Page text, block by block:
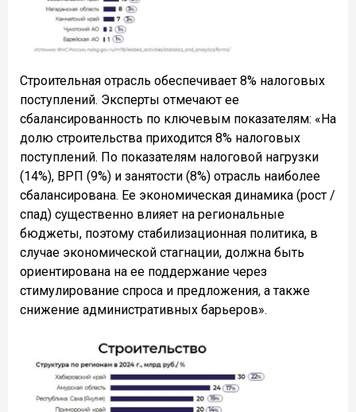
Строительная отрасль обеспечивает 8% налоговых
поступлений. Эксперты отмечают ее
сбалансированность по ключевым показателям: «На
долю строительства приходится 8% налоговых
поступлений. По показателям налоговой нагрузки
(14%), ВРП (9%) и занятости (8%) отрасль наиболее
сбалансирована. Ее экономическая динамика (рост /
спад) существенно влияет на региональные
бюджеты, поэтому стабилизационная политика, в
случае экономической стагнации, должна быть
ориентирована на ее поддержание через
стимулирование спроса и предложения, а также
снижение административных барьеров».